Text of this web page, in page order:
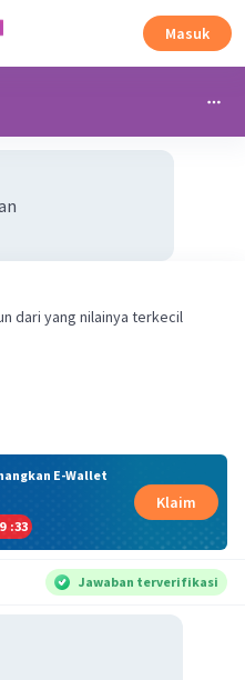
Masuk
dari yang nilainya terkecil
E-Wallet
:32
Klaim
Jawaban terverifikasi